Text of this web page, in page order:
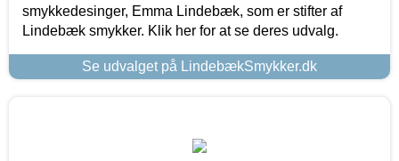
smykkedesinger, Emma Lindebæk, som er stifter af
Lindebæk smykker. Klik her for at se deres udvalg.
Se udvalget på LindebækSmykker.dk